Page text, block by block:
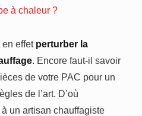
à chaleur ?
en effet perturber la
. Encore faut-il savoir
de votre PAC pour un
de l’art. D’où
un artisan chauffagiste